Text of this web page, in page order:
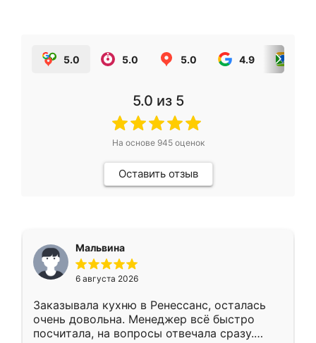
5.0 5.0 5.0 4.9
5.0 из 5
На основе 945оценок
Оставить отзыв
Мальвина
6 августа 2026
Заказывала кухню в Ренессанс, осталась
очень довольна. Менеджер всё быстро
посчитала, на вопросы отвечала сразу.